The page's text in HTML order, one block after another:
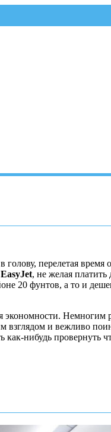
голову, перелетая
EasyJet, не желая
20 фунтов, а то и
экономности.
и вежливо
нибудь провернуть